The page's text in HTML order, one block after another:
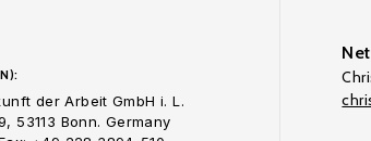
der Arbeit GmbH i. L.
53113 Bonn. Germany